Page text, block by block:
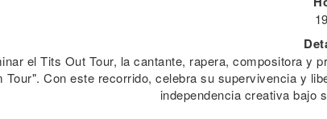
el Tits Out Tour, la cantante, rapera, compositora y
Tour". Con este recorrido, celebra su supervivencia y
independencia creativa bajo